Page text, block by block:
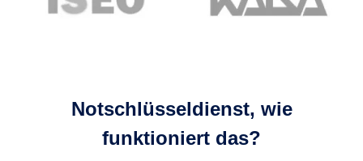
Notschlüsseldienst, wie
funktioniert das?